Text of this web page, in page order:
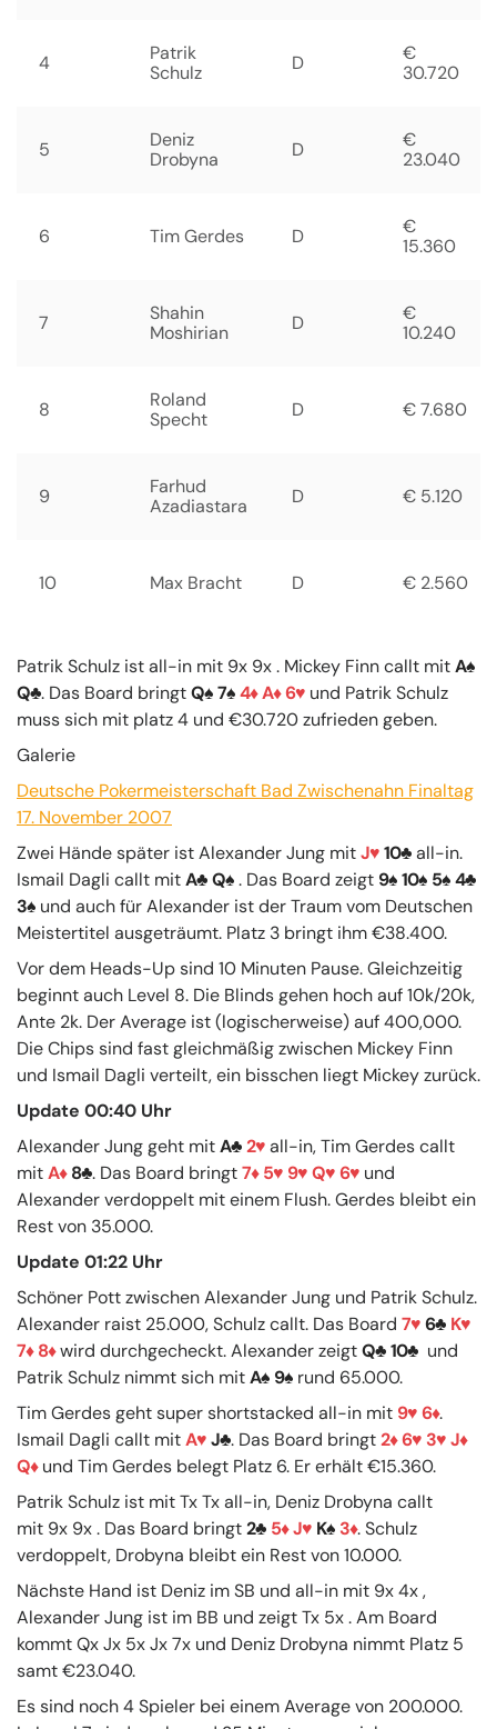
4
Patrik
Schulz
D
€
30.720
5
Deniz
Drobyna
D
€
23.040
6 Tim Gerdes D
€
15.360
7
Shahin
Moshirian
D
€
10.240
8
Roland
Specht
D € 7.680
9
Farhud
Azadiastara
D € 5.120
10 Max Bracht D € 2.560
Patrik Schulz ist all-in mit 9x 9x . Mickey Finn callt mitA
Q . Das Board bringtQ 7 4 A 6
und Patrik Schulz
muss sich mit platz 4 und €30.720 zufrieden geben.
Galerie
Deutsche Pokermeisterschaft Bad Zwischenahn Finaltag
17. November 2007
Zwei Hände später ist Alexander Jung mitJ 10
all-in.
Ismail Dagli callt mitA Q . Das Board zeigt 9 10 5 4
3
und auch für Alexander ist der Traum vom Deutschen
Meistertitel ausgeträumt. Platz 3 bringt ihm €38.400.
Vor dem Heads-Up sind 10 Minuten Pause. Gleichzeitig
beginnt auch Level 8. Die Blinds gehen hoch auf 10k/20k,
Ante 2k. Der Average ist (logischerweise) auf 400,000.
Die Chips sind fast gleichmäßig zwischen Mickey Finn
und Ismail Dagli verteilt, ein bisschen liegt Mickey zurück.
Update 00:40 Uhr
Alexander Jung geht mitA 2
all-in, Tim Gerdes callt
mitA 8 . Das Board bringt7 5 9 Q 6
und
Alexander verdoppelt mit einem Flush. Gerdes bleibt ein
Rest von 35.000.
Update 01:22 Uhr
Schöner Pott zwischen Alexander Jung und Patrik Schulz.
Alexander raist 25.000, Schulz callt. Das Board 7 6
K
7 8 wird durchgecheckt. Alexander zeigtQ 10
und
Patrik Schulz nimmt sich mitA 9
rund 65.000.
Tim Gerdes geht super shortstacked all-in mit 9 6 .
Ismail Dagli callt mitA J . Das Board bringt2 6 3
J
Q und Tim Gerdes belegt Platz 6. Er erhält €15.360.
Patrik Schulz ist mit Tx Tx all-in, Deniz Drobyna callt
mit 9x 9x . Das Board bringt2 5 J K 3 . Schulz
verdoppelt, Drobyna bleibt ein Rest von 10.000.
Nächste Hand ist Deniz im SB und all-in mit 9x 4x ,
Alexander Jung ist im BB und zeigt Tx 5x . Am Board
kommt Qx Jx 5x Jx 7x und Deniz Drobyna nimmt Platz 5
samt €23.040.
Es sind noch 4 Spieler bei einem Average von 200.000.